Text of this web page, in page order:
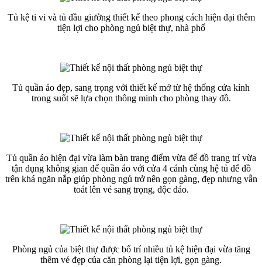
Tủ kệ ti vi và tủ đầu giường thiết kế theo phong cách hiện đại thêm
tiện lợi cho phòng ngủ biệt thự, nhà phố
Tủ quần áo đẹp, sang trọng với thiết kế mở từ hệ thống cửa kính
trong suốt sẽ lựa chọn thông minh cho phòng thay đồ.
Tủ quần áo hiện đại vừa làm bàn trang điểm vừa để đồ trang trí vừa
tận dụng không gian để quần áo với cửa 4 cánh cùng hệ tủ để đồ
trên khá ngăn nắp giúp phòng ngủ trở nên gọn gàng, đẹp nhưng vẫn
toát lên vẻ sang trọng, độc đáo.
Phòng ngủ của biệt thự được bố trí nhiều tủ kệ hiện đại vừa tăng
thêm vẻ đẹp của căn phòng lại tiện lợi, gọn gàng.